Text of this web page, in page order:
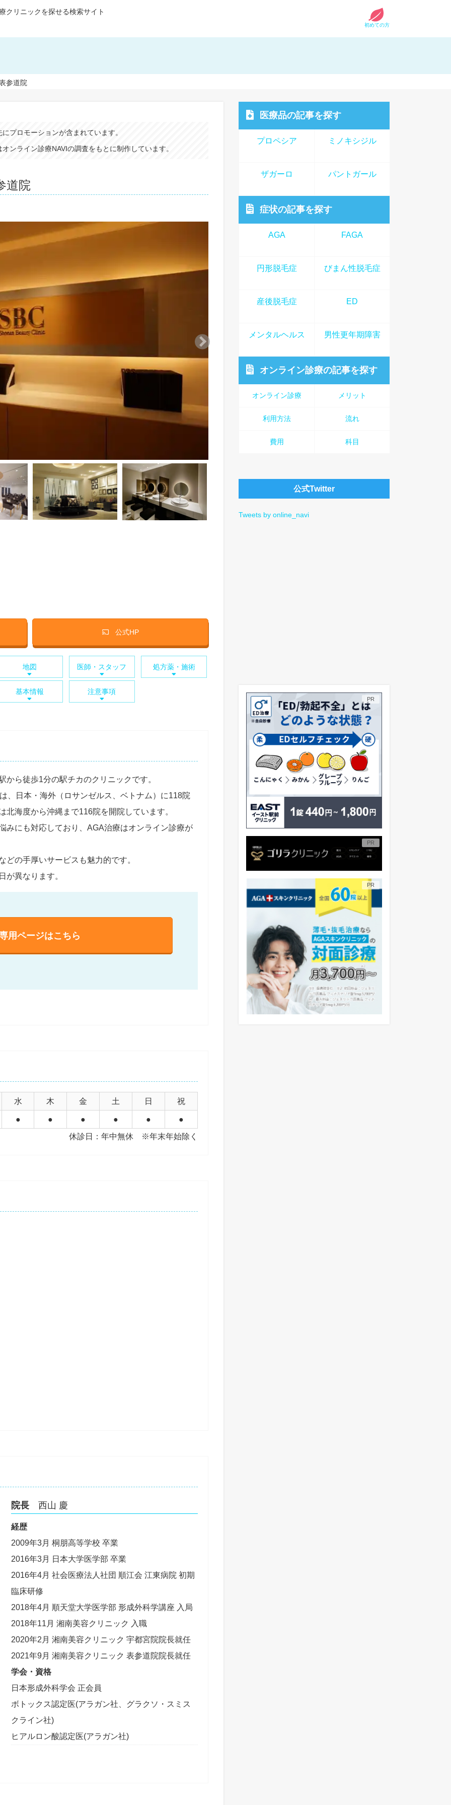
クリニックを探せる検索サイト
初めての方
参道院
プロモーションが含まれています。
ンライン診療NAVIの調査をもとに制作しています。
道院
公式HP
地図 医師・スタッフ 処方薬・施術
基本情報 注意事項
ら徒歩1分の駅チカのクリニックです。
、日本・海外（ロサンゼルス、ベトナム）に118院
海度から沖縄まで116院を開院しています。
みにも対応しており、AGA治療はオンライン診療が
の手厚いサービスも魅力的です。
異なります。
用ページはこちら
水 木 金 土 日 祝
● ● ● ● ●
●
休診日：年中無休 ※年末年始除く
院長 西山 慶
経歴
2009年3月 桐朋高等学校 卒業
2016年3月 日本大学医学部 卒業
2016年4月 社会医療法人社団 順江会 江東病院 初期
臨床研修
2018年4月 順天堂大学医学部 形成外科学講座 入局
2018年11月 湘南美容クリニック 入職
2020年2月 湘南美容クリニック 宇都宮院院長就任
2021年9月 湘南美容クリニック 表参道院院長就任
学会・資格
日本形成外科学会 正会員
ボトックス認定医(アラガン社、グラクソ・スミス
クライン社)
ヒアルロン酸認定医(アラガン社)
医療品の記事を探す
プロペシア ミノキシジル
ザガーロ パントガール
症状の記事を探す
AGA FAGA
円形脱毛症 びまん性脱毛症
産後脱毛症 ED
メンタルヘルス 男性更年期障害
オンライン診療の記事を探す
オンライン診療 メリット
利用方法 流れ
費用 科目
公式Twitter
Tweets by online_navi